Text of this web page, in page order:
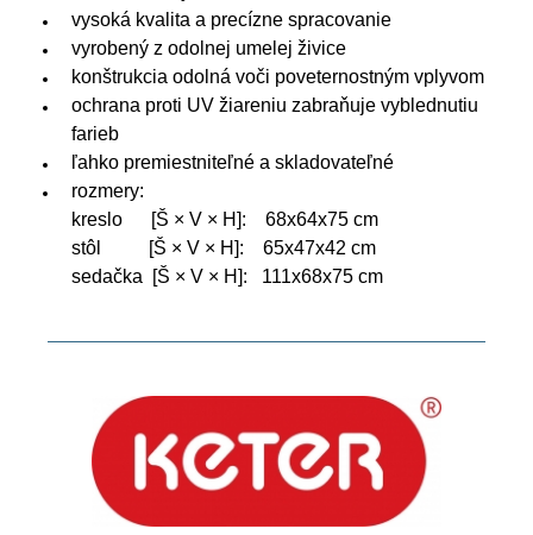
vysoká kvalita a precízne spracovanie
vyrobený z odolnej umelej živice
konštrukcia odolná voči poveternostným vplyvom
ochrana proti UV žiareniu zabraňuje vyblednutiu
farieb
ľahko premiestniteľné a skladovateľné
rozmery:
kreslo [Š × V × H]: 68x64x75 cm
stôl [Š × V × H]: 65x47x42 cm
sedačka [Š × V × H]: 111x68x75 cm